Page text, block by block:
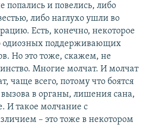
попались и повелись, либо
либо наглухо ушли во
Есть, конечно, некоторое
одиозных поддерживающих
Но это тоже, скажем, не
Многие молчат. И молчат
чаще всего, потому что боятся
в органы, лишения сана,
И такое молчание с
– это тоже в некотором